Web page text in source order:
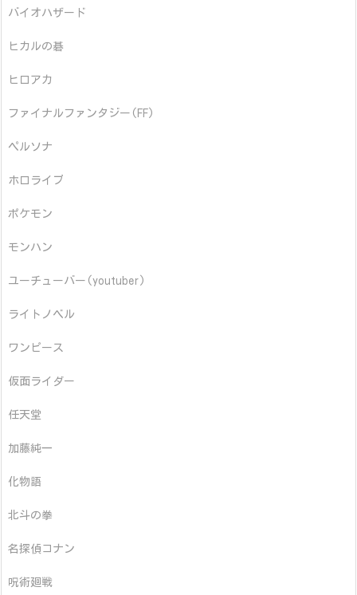
バイオハザード
ヒカルの碁
ヒロアカ
ファイナルファンタジー(FF)
ペルソナ
ホロライブ
ポケモン
モンハン
ユーチューバー(youtuber)
ライトノベル
ワンピース
仮面ライダー
任天堂
加藤純一
化物語
北斗の拳
名探偵コナン
呪術廻戦